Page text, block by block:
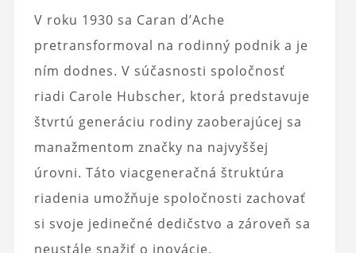
V roku 1930 sa Caran d’Ache
pretransformoval na rodinný podnik a je
ním dodnes. V súčasnosti spoločnosť
riadi Carole Hubscher, ktorá predstavuje
štvrtú generáciu rodiny zaoberajúcej sa
manažmentom značky na najvyššej
úrovni. Táto viacgeneračná štruktúra
riadenia umožňuje spoločnosti zachovať
si svoje jedinečné dedičstvo a zároveň sa
neustále snažiť o inovácie.